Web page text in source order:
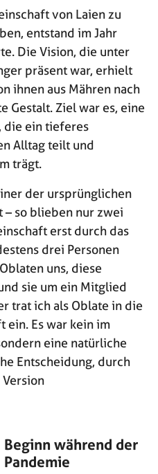
von Laien zu
entstand im Jahr
Die Vision, die unter
präsent war, erhielt
ihnen aus Mähren nach
Gestalt. Ziel war es, eine
die ein tieferes
Alltag teilt und
trägt.
der ursprünglichen
– so blieben nur zwei
erst durch das
drei Personen
uns, diese
sie um ein Mitglied
trat ich als Oblate in die
ein. Es war kein im
eine natürliche
Entscheidung, durch
Beginn während der
Pandemie